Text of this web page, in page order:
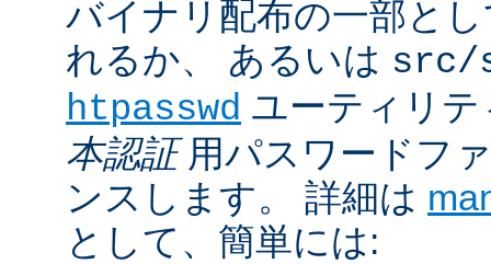
バイナリ配布の一部と
れるか、 あるいは src/
htpasswd ユーティリ
本認証用パスワードフ
ンスします。 詳細は
として、簡単には: